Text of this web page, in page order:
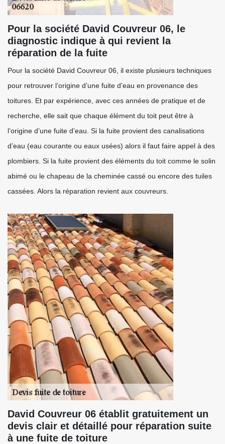
Pour la société David Couvreur 06, le
diagnostic indique à qui revient la
réparation de la fuite
Pour la société David Couvreur 06, il existe plusieurs techniques
pour retrouver l’origine d’une fuite d’eau en provenance des
toitures. Et par expérience, avec ces années de pratique et de
recherche, elle sait que chaque élément du toit peut être à
l’origine d’une fuite d’eau. Si la fuite provient des canalisations
d’eau (eau courante ou eaux usées) alors il faut faire appel à des
plombiers. Si la fuite provient des éléments du toit comme le solin
abimé ou le chapeau de la cheminée cassé ou encore des tuiles
cassées. Alors la réparation revient aux couvreurs.
David Couvreur 06 établit gratuitement un
devis clair et détaillé pour réparation suite
à une fuite de toiture